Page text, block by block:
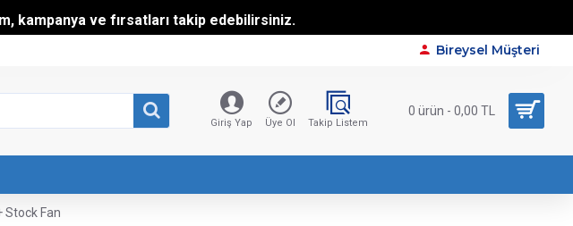
kampanya ve fırsatları takip edebilirsiniz.
Bireysel Müşteri
Giriş Yap Üye Ol Takip Listem
0 ürün - 0,00 TL
Stock Fan